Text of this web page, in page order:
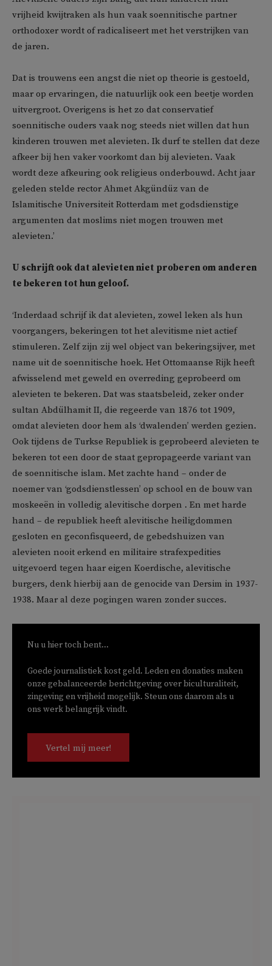
vrijheid kwijtraken als hun vaak soennitische partner
orthodoxer wordt of radicaliseert met het verstrijken van
de jaren.
Dat is trouwens een angst die niet op theorie is gestoeld,
maar op ervaringen, die natuurlijk ook een beetje worden
uitvergroot. Overigens is het zo dat conservatief
soennitische ouders vaak nog steeds niet willen dat hun
kinderen trouwen met alevieten. Ik durf te stellen dat deze
afkeer bij hen vaker voorkomt dan bij alevieten. Vaak
wordt deze afkeuring ook religieus onderbouwd. Acht jaar
geleden stelde rector Ahmet Akgündüz van de
Islamitische Universiteit Rotterdam met godsdienstige
argumenten dat moslims niet mogen trouwen met
alevieten.’
U schrijft ook dat alevieten niet proberen om anderen
te bekeren tot hun geloof.
‘Inderdaad schrijf ik dat alevieten, zowel leken als hun
voorgangers, bekeringen tot het alevitisme niet actief
stimuleren. Zelf zijn zij wel object van bekeringsijver, met
name uit de soennitische hoek. Het Ottomaanse Rijk heeft
afwisselend met geweld en overreding geprobeerd om
alevieten te bekeren. Dat was staatsbeleid, zeker onder
sultan Abdülhamit II, die regeerde van 1876 tot 1909,
omdat alevieten door hem als ‘dwalenden’ werden gezien.
Ook tijdens de Turkse Republiek is geprobeerd alevieten te
bekeren tot een door de staat gepropageerde variant van
de soennitische islam. Met zachte hand – onder de
noemer van ‘godsdienstlessen’ op school en de bouw van
moskeeën in volledig alevitische dorpen . En met harde
hand – de republiek heeft alevitische heiligdommen
gesloten en geconfisqueerd, de gebedshuizen van
alevieten nooit erkend en militaire strafexpedities
uitgevoerd tegen haar eigen Koerdische, alevitische
burgers, denk hierbij aan de genocide van Dersim in 1937-
1938. Maar al deze pogingen waren zonder succes.
Nu u hier toch bent...
Goede journalistiek kost geld. Leden en donaties maken
onze gebalanceerde berichtgeving over biculturaliteit,
zingeving en vrijheid mogelijk. Steun ons daarom als u
ons werk belangrijk vindt.
Vertel mij meer!